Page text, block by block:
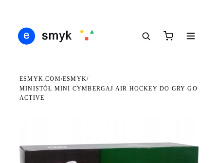
ESMYK.COM/ESMYK/
MINISTÓŁ MINI CYMBERGAJ AIR HOCKEY DO GRY GO
ACTIVE